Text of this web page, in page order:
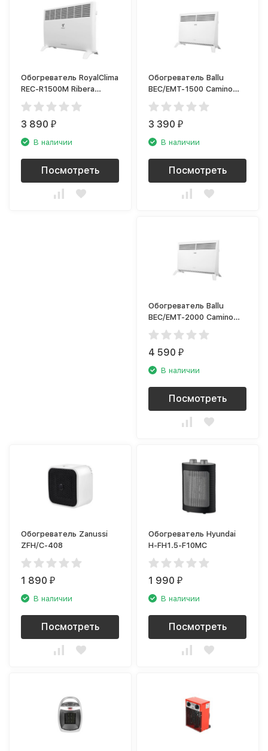
Обогреватель RoyalClima
REC-R1500M Ribera
Meccanico
3 890₽
В наличии
Посмотреть
Обогреватель Ballu
BEC/EMT-1500 Camino
Eco Turbo
3 390₽
В наличии
Посмотреть
Обогреватель Ballu
BEC/EMT-2000 Camino
Eco Turbo
4 590₽
В наличии
Посмотреть
Обогреватель Zanussi
ZFH/C-408
1 890₽
В наличии
Посмотреть
Обогреватель Hyundai
H-FH1.5-F10MC
1 990₽
В наличии
Посмотреть